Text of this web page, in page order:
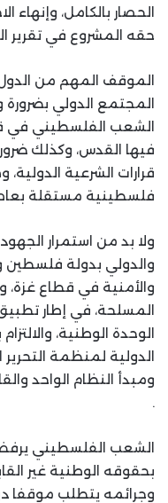
الحصار بالكامل، وإنهاء
حقه المشروع في تقرير
الموقف المهم من
المجتمع الدولي
الشعب الفلسطيني في
فيها القدس، وكذلك
قرارات الشرعية الدولية،
فلسطينية مستقلة
ولا بد من استمرار
والدولي بدولة فلسطين
والأمنية في قطاع غزة،
المسلحة، في إطار
الوحدة الوطنية،
الدولية لمنظمة
ومبدأ النظام الواحد
.
الشعب الفلسطيني
بحقوقه الوطنية غير
وجرائمه يتطلب موقفا